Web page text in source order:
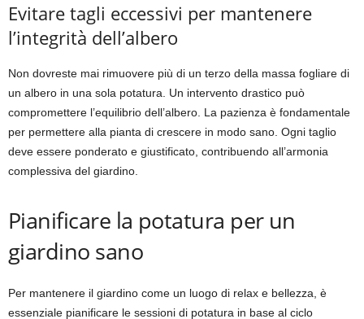
Evitare tagli eccessivi per mantenere
l’integrità dell’albero
Non dovreste mai rimuovere più di un terzo della massa fogliare di
un albero in una sola potatura. Un intervento drastico può
compromettere l’equilibrio dell’albero. La pazienza è fondamentale
per permettere alla pianta di crescere in modo sano. Ogni taglio
deve essere ponderato e giustificato, contribuendo all’armonia
complessiva del giardino.
Pianificare la potatura per un
giardino sano
Per mantenere il giardino come un luogo di relax e bellezza, è
essenziale pianificare le sessioni di potatura in base al ciclo